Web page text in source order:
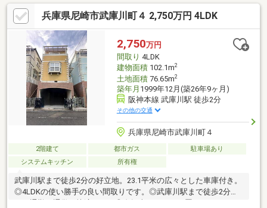
兵庫県尼崎市武庫川町４ 2,750万円 4LDK
2,750万円
間取り 4LDK
建物面積102.1m2
土地面積76.65m2
築年月 1999年12月(築26年9ヶ月)
阪神本線 武庫川駅 徒歩2分
その他の交通
兵庫県尼崎市武庫川町４
2階建て 都市ガス
駐車場あり
システムキッチン
所有権
武庫川駅まで徒歩2分の好立地。23.1平米の広々とした車庫付き。
◎4LDKの使い勝手の良い間取りです。◎武庫川駅まで徒歩2分